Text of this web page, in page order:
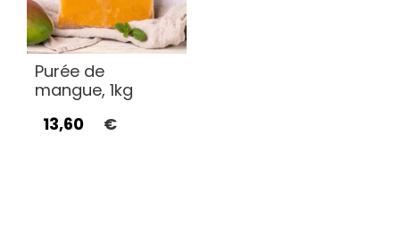
Purée de
mangue, 1kg
13,60
€